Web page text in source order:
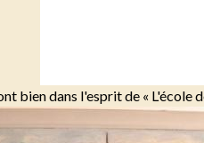
bien dans l'esprit de « L'école